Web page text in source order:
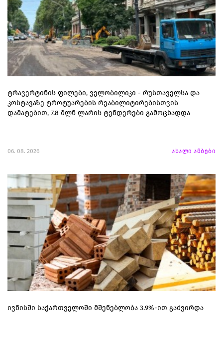
ტრავერტინის ფილები, ველობილიკი - რუსთაველსა და
კოსტავაზე ტროტუარების რეაბილიტირებისთვის
დამატებით, 7.8 მლნ ლარის ტენდერები გამოცხადდა
06. 08. 2026 ახალი ამბები
ივნისში საქართველოში მშენებლობა 3.9%-ით გაძვირდა